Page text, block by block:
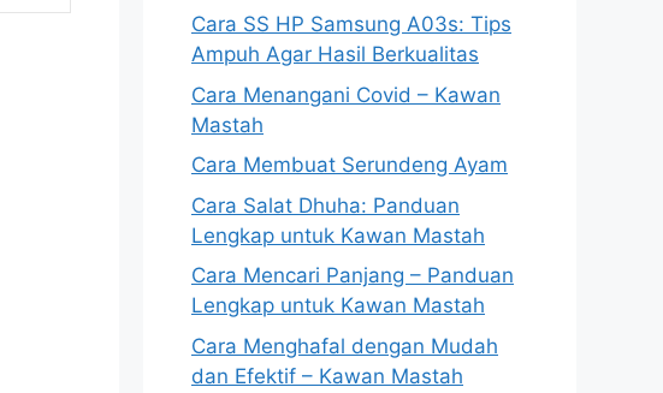
Cara SS HP Samsung A03s: Tips
Ampuh Agar Hasil Berkualitas
Cara Menangani Covid – Kawan
Mastah
Cara Membuat Serundeng Ayam
Cara Salat Dhuha: Panduan
Lengkap untuk Kawan Mastah
Cara Mencari Panjang – Panduan
Lengkap untuk Kawan Mastah
Cara Menghafal dengan Mudah
dan Efektif – Kawan Mastah